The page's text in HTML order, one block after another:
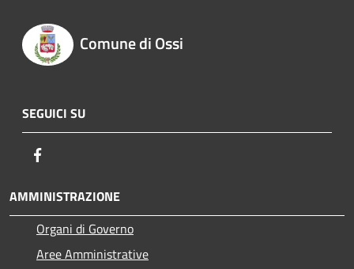
Comune di Ossi
SEGUICI SU
AMMINISTRAZIONE
Organi di Governo
Aree Amministrative